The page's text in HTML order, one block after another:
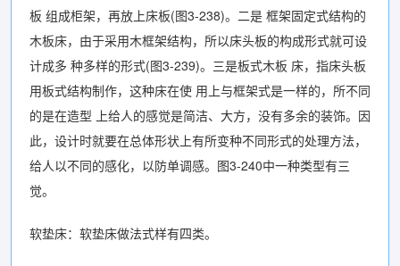
板 组成柜架，再放上床板(图3-238)。二是 框架固定式结构的
木板床，由于采用木框架结构，所以床头板的构成形式就可设
计成多 种多样的形式(图3-239)。三是板式木板 床，指床头板
用板式结构制作，这种床在使 用上与框架式是一样的，所不同
的是在造型 上给人的感觉是简洁、大方，没有多余的装饰。因
此，设计时就要在总体形状上有所变种不同形式的处理方法，
给人以不同的感化，以防单调感。图3-240中一种类型有三
觉。
软垫床：软垫床做法式样有四类。